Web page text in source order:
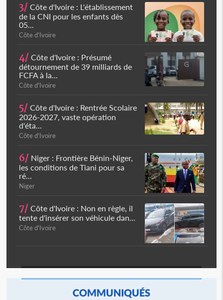
3/ Côte d'Ivoire : L'établissement
de la CNI pour les enfants dès
05...
Côte d'Ivoire
4/ Côte d'Ivoire : Présumé
détournement de 39 milliards de
FCFA à la...
Côte d'Ivoire
5/ Côte d'Ivoire : Rentrée Scolaire
2026-2027, vaste opération
d'éta...
Côte d'Ivoire
6/ Niger : Frontière Bénin-Niger,
les conditions de Tiani pour sa
ré...
Niger
7/ Côte d'Ivoire : Non en règle, il
tente d'insérer son véhicule dan...
Côte d'Ivoire
COMMUNIQUÉS